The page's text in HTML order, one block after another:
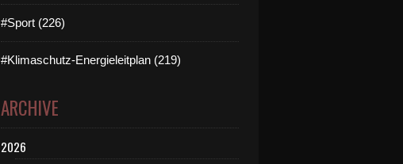
#Sport (226)
#Klimaschutz-Energieleitplan (219)
ARCHIVE
2026